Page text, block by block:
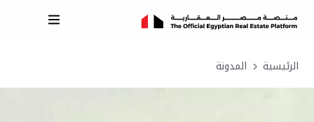
الرئيسية المدونة